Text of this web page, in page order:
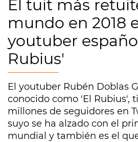
El tuit más
mundo en 2018
youtuber
Rubius'
El youtuber Rubén Doblas
conocido como 'El Rubius',
millones de seguidores en
suyo se ha alzado con el
mundial y también es el